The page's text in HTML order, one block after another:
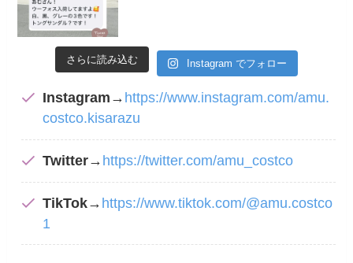
さらに読み込む Instagram でフォロー
Instagram → https://www.instagram.com/amu.
costco.kisarazu
Twitter→ https://twitter.com/amu_costco
TikTok→ https://www.tiktok.com/@amu.costco
1